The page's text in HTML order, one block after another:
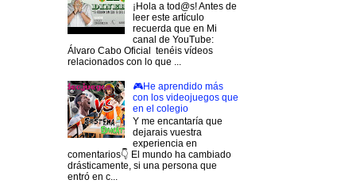
¡Hola a tod@s! Antes de
leer este artículo
recuerda que en Mi
canal de YouTube:
Álvaro Cabo Oficial tenéis vídeos
relacionados con lo que ...
🎮He aprendido más
con los videojuegos que
en el colegio
Y me encantaría que
dejarais vuestra
experiencia en
comentarios👇 El mundo ha cambiado
drásticamente, si una persona que
entró en c...